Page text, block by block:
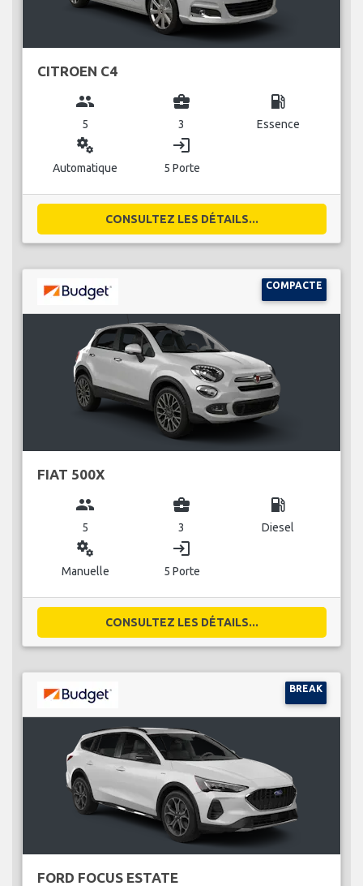
CITROEN C4
group
5
business_center
3
local_gas_station
Essence
miscellaneous_services
Automatique
login
5 Porte
CONSULTEZ LES DÉTAILS...
COMPACTE
FIAT 500X
group
5
business_center
3
local_gas_station
Diesel
miscellaneous_services
Manuelle
login
5 Porte
CONSULTEZ LES DÉTAILS...
BREAK
FORD FOCUS ESTATE